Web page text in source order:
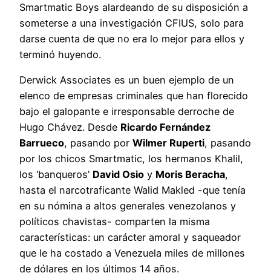
Smartmatic Boys alardeando de su disposición a
someterse a una investigación CFIUS, solo para
darse cuenta de que no era lo mejor para ellos y
terminó huyendo.
Derwick Associates es un buen ejemplo de un
elenco de empresas criminales que han florecido
bajo el galopante e irresponsable derroche de
Hugo Chávez. Desde Ricardo Fernández
Barrueco, pasando por Wilmer Ruperti, pasando
por los chicos Smartmatic, los hermanos Khalil,
los ‘banqueros’ David Osio y Moris Beracha,
hasta el narcotraficante Walid Makled -que tenía
en su nómina a altos generales venezolanos y
políticos chavistas- comparten la misma
características: un carácter amoral y saqueador
que le ha costado a Venezuela miles de millones
de dólares en los últimos 14 años.